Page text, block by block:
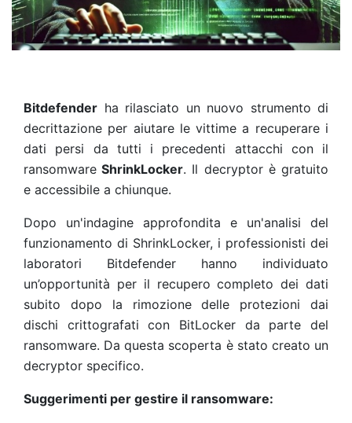
Bitdefender ha rilasciato un nuovo strumento di
decrittazione per aiutare le vittime a recuperare i
dati persi da tutti i precedenti attacchi con il
ransomware ShrinkLocker. Il decryptor è gratuito
e accessibile a chiunque.
Dopo un'indagine approfondita e un'analisi del
funzionamento di ShrinkLocker, i professionisti dei
laboratori Bitdefender hanno individuato
un’opportunità per il recupero completo dei dati
subito dopo la rimozione delle protezioni dai
dischi crittografati con BitLocker da parte del
ransomware. Da questa scoperta è stato creato un
decryptor specifico.
Suggerimenti per gestire il ransomware: